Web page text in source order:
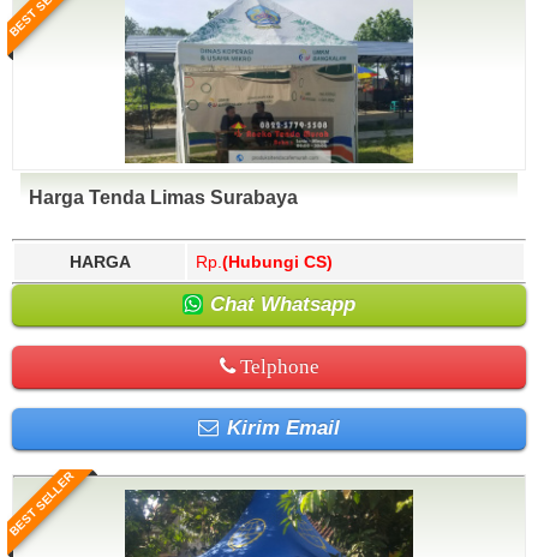
Harga Tenda Limas Surabaya
HARGA Rp. (Hubungi CS)
Chat Whatsapp
Telphone
Kirim Email
BEST SELLER